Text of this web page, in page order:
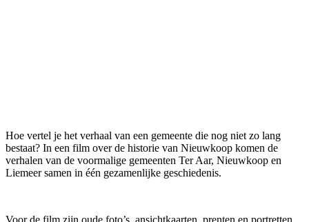
Hoe vertel je het verhaal van een gemeente die nog niet zo lang
bestaat? In een film over de historie van Nieuwkoop komen de
verhalen van de voormalige gemeenten Ter Aar, Nieuwkoop en
Liemeer samen in één gezamenlijke geschiedenis.
Voor de film zijn oude foto’s, ansichtkaarten, prenten en portretten